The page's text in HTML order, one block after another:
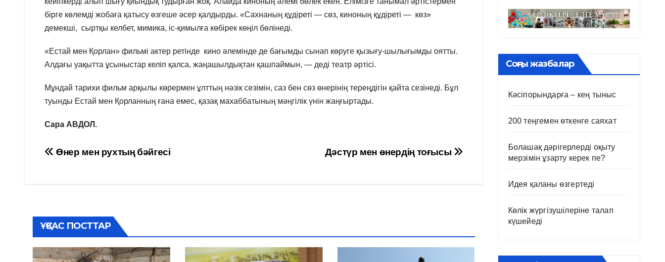
бірге көлемді жобаға қатысу өзгеше әсер қалдырды. «Сахнаның құдіреті — сөз, киноның құдіреті — көз»
демекші, сыртқы келбет, мимика, іс-қимылға көбірек көңіл бөлінеді.
«Естай мен Қорлан» фильмі актер ретінде кино әлемінде де бағымды сынап көруге қызығу-шылығымды оятты.
Алдағы уақытта ұсыныстар келіп қалса, жаңашылдықтан қашпаймын, — деді театр әртісі.
Мұндай тарихи фильм арқылы көрермен ұлттың нәзік сезімін, саз бен сөз өнерінің тереңдігін қайта сезінеді. Бұл
туынды Естай мен Қорланның ғана емес, қазақ махаббатының мәңгілік үнін жаңғыртады.
Сара АВДОЛ.
Навигация
Дәстүр мен өнердің тоғысы
Өнер мен рухтың бәйгесі
ҰҚСАС ПОСТТАР
Соңғы жазбалар
Кәсіпорындарға – кең тыныс
200 теңгемен өткенге саяхат
Болашақ дәрігерлерді оқыту
мерзімін ұзарту керек пе?
Идея қаланы өзгертеді
Көлік жүргізушілеріне талап
күшейеді